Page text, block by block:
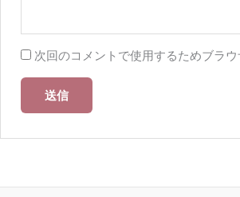
次回のコメントで使用するためブラ